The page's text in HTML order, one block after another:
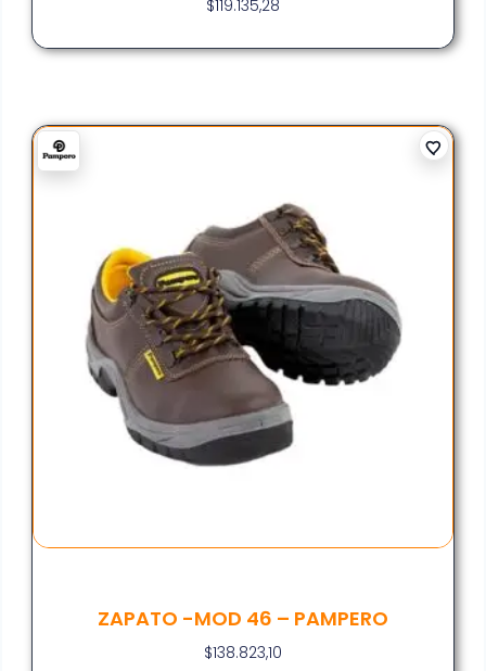
$119.135,28
ZAPATO -MOD 46 – PAMPERO
$138.823,10